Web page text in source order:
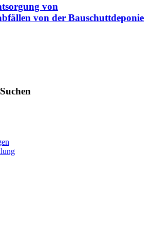
von
von der Bauschuttdeponie